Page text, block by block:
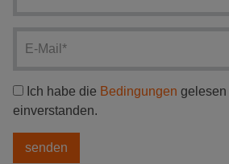
Ich habe die Bedingungen gelesen
einverstanden.